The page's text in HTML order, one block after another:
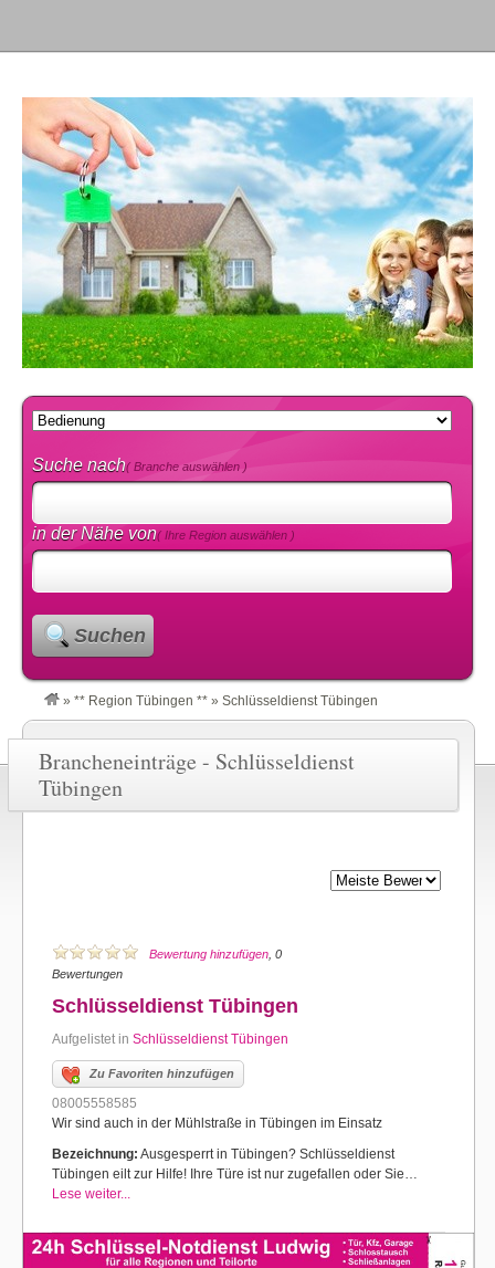
Suche nach( Branche auswählen )
in der Nähe von( Ihre Region auswählen )
Suchen
» ** Region Tübingen ** » Schlüsseldienst Tübingen
Brancheneinträge - Schlüsseldienst
Tübingen
Bewertung hinzufügen , 0
Bewertungen
Schlüsseldienst Tübingen
Aufgelistet in Schlüsseldienst Tübingen
Zu Favoriten hinzufügen
08005558585
Wir sind auch in der Mühlstraße in Tübingen im Einsatz
Bezeichnung: Ausgesperrt in Tübingen? Schlüsseldienst
Tübingen eilt zur Hilfe! Ihre Türe ist nur zugefallen oder Sie…
Lese weiter...